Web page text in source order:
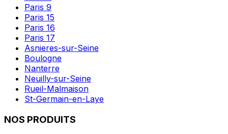
Paris 9
Paris 15
Paris 16
Paris 17
Asnieres-sur-Seine
Boulogne
Nanterre
Neuilly-sur-Seine
Rueil-Malmaison
St-Germain-en-Laye
NOS PRODUITS